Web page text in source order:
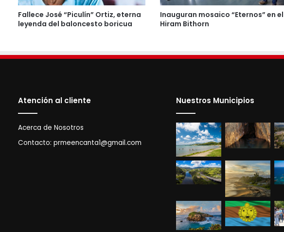
Fallece José “Piculín” Ortiz, eterna
leyenda del baloncesto boricua
Inauguran mosaico “Eternos” en el
Hiram Bithorn
Atención al cliente
Acerca de Nosotros
Contacto: prmeencanta1@gmail.com
Nuestros Municipios